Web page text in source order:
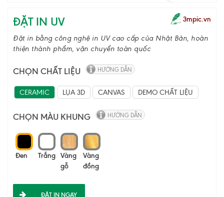
ĐẶT IN UV 3mpic.vn
Đặt in bằng công nghệ in UV cao cấp của Nhật Bản, hoàn
thiện thành phẩm, vận chuyển toàn quốc
CHỌN CHẤT LIỆU HƯỚNG DẪN
CERAMIC LỤA 3D CANVAS DEMO CHẤT LIỆU
CHỌN MÀU KHUNG HƯỚNG DẪN
Đen Trắng Vàng
gỗ
Vàng
đồng
ĐẶT IN NGAY